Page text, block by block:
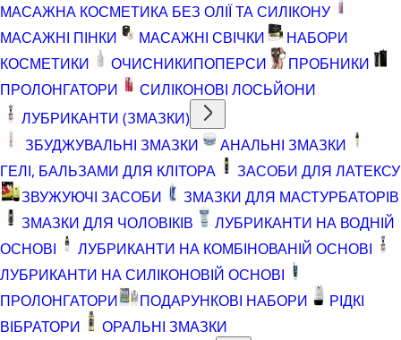
МАСАЖНА КОСМЕТИКА БЕЗ ОЛІЇ ТА СИЛІКОНУ
МАСАЖНІ ПІНКИ
МАСАЖНІ СВІЧКИ
НАБОРИ
КОСМЕТИКИ
ОЧИСНИКИПОПЕРСИ
ПРОБНИКИ
ПРОЛОНГАТОРИ
СИЛІКОНОВІ ЛОСЬЙОНИ
ЛУБРИКАНТИ (ЗМАЗКИ)
ЗБУДЖУВАЛЬНІ ЗМАЗКИ
АНАЛЬНІ ЗМАЗКИ
ГЕЛІ, БАЛЬЗАМИ ДЛЯ КЛІТОРА
ЗАСОБИ ДЛЯ ЛАТЕКСУ
ЗВУЖУЮЧІ ЗАСОБИ
ЗМАЗКИ ДЛЯ МАСТУРБАТОРІВ
ЗМАЗКИ ДЛЯ ЧОЛОВІКІВ
ЛУБРИКАНТИ НА ВОДНІЙ
ОСНОВІ
ЛУБРИКАНТИ НА КОМБІНОВАНІЙ ОСНОВІ
ЛУБРИКАНТИ НА СИЛІКОНОВІЙ ОСНОВІ
ПРОЛОНГАТОРИ
ПОДАРУНКОВІ НАБОРИ
РІДКІ
ВІБРАТОРИ
ОРАЛЬНІ ЗМАЗКИ